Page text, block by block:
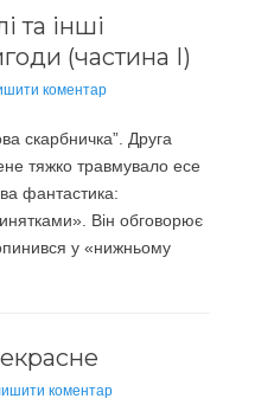
та інші
(частина І)
коментар
скарбничка”. Друга
тяжко травмувало есе
фантастика:
Він обговорює
у «нижньому
коментар